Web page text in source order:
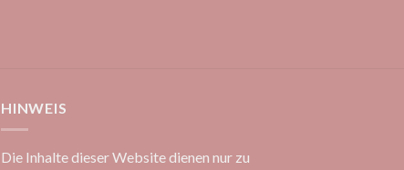
HINWEIS
Die Inhalte dieser Website dienen nur zu